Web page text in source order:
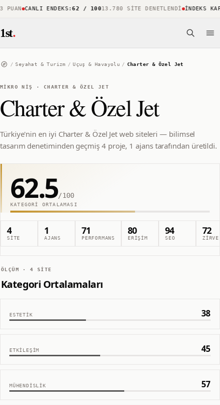
CANLI ENDEKS:62 / 10013.780 SITE DENETLENDI İNDEKS
1st.
/ Seyahat & Turizm / Uçuş & Havayolu / Charter & Özel Jet
MIKRO NIŞ · CHARTER & ÖZEL JET
Charter & Özel Jet
Türkiye'nin en iyi Charter & Özel Jet web siteleri — bilimsel
tasarım denetiminden geçmiş 4 proje, 1 ajans tarafından üretildi.
62.5/100
KATEGORI ORTALAMASI
4
SITE
1
AJANS
71
PERFORMANS
80
ERIŞIM
94
SEO
72
ZIRVE
ÖLÇÜM ·4 SITE
Kategori Ortalamaları
ESTETIK 38
ETKILEŞIM 45
MÜHENDISLIK 57